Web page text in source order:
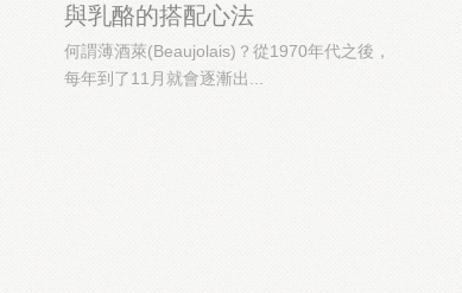
與乳酪的搭配心法
何謂薄酒萊(Beaujolais)？從1970年代之後，
每年到了11月就會逐漸出...